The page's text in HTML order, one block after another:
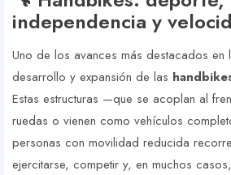
independencia y
Uno de los avances más destacados en
desarrollo y expansión de las
Estas estructuras —que se acoplan al
ruedas o vienen como vehículos
personas con movilidad reducida
ejercitarse, competir y, en muchos